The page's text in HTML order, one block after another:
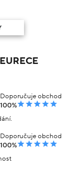
Doporučuje obchod
100%
Doporučuje obchod
100%